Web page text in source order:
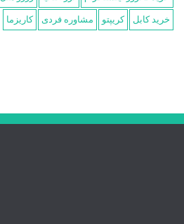
خرید کابل کریپتو مشاوره فردی کاریزما